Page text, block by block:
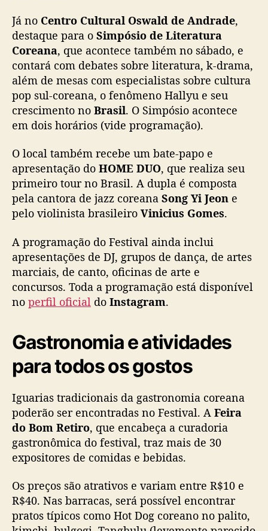
Já no Centro Cultural Oswald de Andrade,
destaque para o Simpósio de Literatura
Coreana, que acontece também no sábado, e
contará com debates sobre literatura, k-drama,
além de mesas com especialistas sobre cultura
pop sul-coreana, o fenômeno Hallyu e seu
crescimento no Brasil. O Simpósio acontece
em dois horários (vide programação).
O local também recebe um bate-papo e
apresentação do HOME DUO, que realiza seu
primeiro tour no Brasil. A dupla é composta
pela cantora de jazz coreana Song Yi Jeon e
pelo violinista brasileiro Vinicius Gomes.
A programação do Festival ainda inclui
apresentações de DJ, grupos de dança, de artes
marciais, de canto, oficinas de arte e
concursos. Toda a programação está disponível
no perfil oficial do Instagram.
Gastronomia e atividades
para todos os gostos
Iguarias tradicionais da gastronomia coreana
poderão ser encontradas no Festival. A Feira
do Bom Retiro, que encabeça a curadoria
gastronômica do festival, traz mais de 30
expositores de comidas e bebidas.
Os preços são atrativos e variam entre R$10 e
R$40. Nas barracas, será possível encontrar
pratos típicos como Hot Dog coreano no palito,